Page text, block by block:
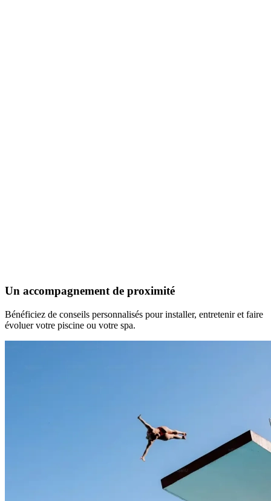
Un accompagnement de proximité
Bénéficiez de conseils personnalisés pour installer, entretenir et faire
évoluer votre piscine ou votre spa.